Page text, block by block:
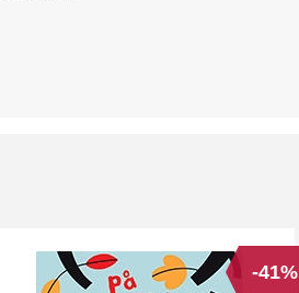
-41%